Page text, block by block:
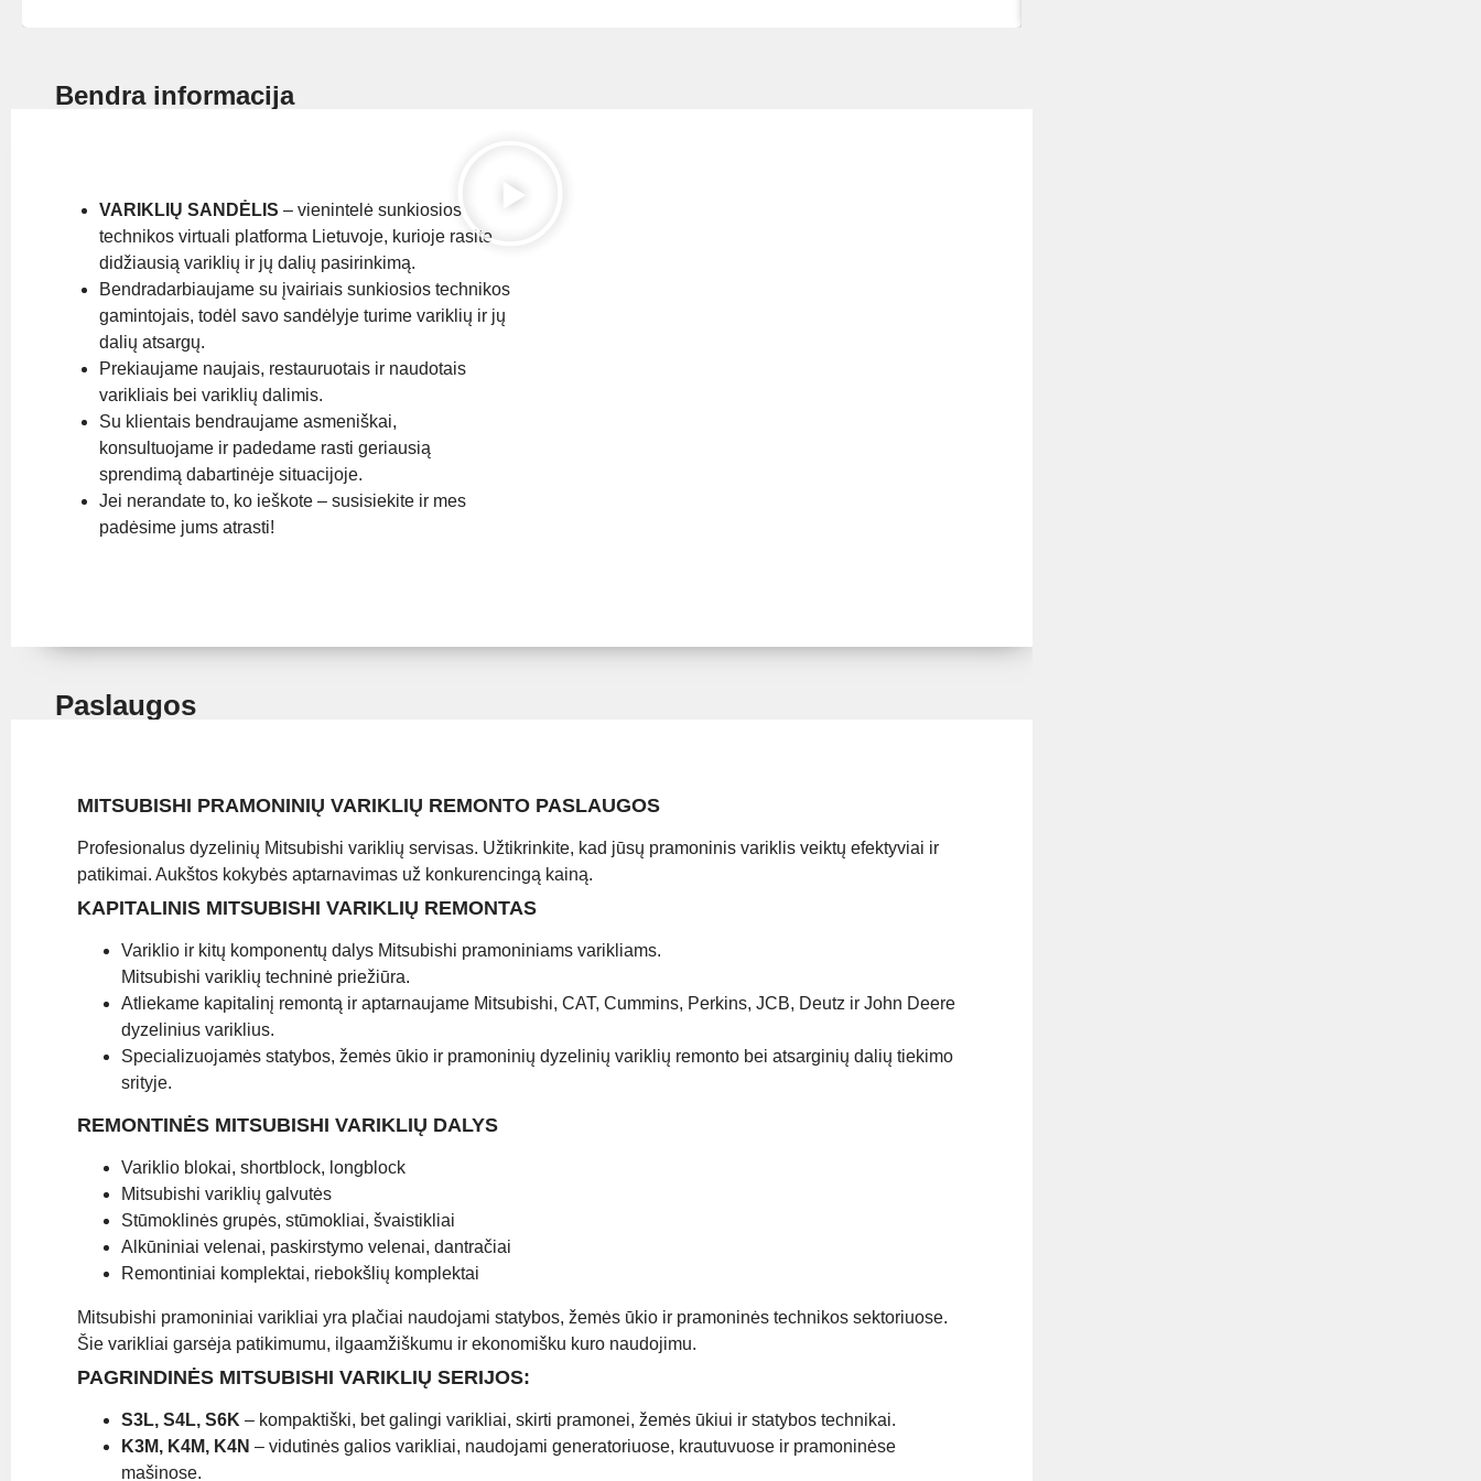
Bendra informacija
VARIKLIŲ SANDĖLIS – vienintelė sunkiosios
technikos virtuali platforma Lietuvoje, kurioje rasite
didžiausią variklių ir jų dalių pasirinkimą.
Bendradarbiaujame su įvairiais sunkiosios technikos
gamintojais, todėl savo sandėlyje turime variklių ir jų
dalių atsargų.
Prekiaujame naujais, restauruotais ir naudotais
varikliais bei variklių dalimis.
Su klientais bendraujame asmeniškai,
konsultuojame ir padedame rasti geriausią
sprendimą dabartinėje situacijoje.
Jei nerandate to, ko ieškote – susisiekite ir mes
padėsime jums atrasti!
Paslaugos
MITSUBISHI PRAMONINIŲ VARIKLIŲ REMONTO PASLAUGOS
Profesionalus dyzelinių Mitsubishi variklių servisas. Užtikrinkite, kad jūsų pramoninis variklis veiktų efektyviai ir
patikimai. Aukštos kokybės aptarnavimas už konkurencingą kainą.
KAPITALINIS MITSUBISHI VARIKLIŲ REMONTAS
Variklio ir kitų komponentų dalys Mitsubishi pramoniniams varikliams.
Mitsubishi variklių techninė priežiūra.
Atliekame kapitalinį remontą ir aptarnaujame Mitsubishi, CAT, Cummins, Perkins, JCB, Deutz ir John Deere
dyzelinius variklius.
Specializuojamės statybos, žemės ūkio ir pramoninių dyzelinių variklių remonto bei atsarginių dalių tiekimo
srityje.
REMONTINĖS MITSUBISHI VARIKLIŲ DALYS
Variklio blokai, shortblock, longblock
Mitsubishi variklių galvutės
Stūmoklinės grupės, stūmokliai, švaistikliai
Alkūniniai velenai, paskirstymo velenai, dantračiai
Remontiniai komplektai, riebokšlių komplektai
Mitsubishi pramoniniai varikliai yra plačiai naudojami statybos, žemės ūkio ir pramoninės technikos sektoriuose.
Šie varikliai garsėja patikimumu, ilgaamžiškumu ir ekonomišku kuro naudojimu.
PAGRINDINĖS MITSUBISHI VARIKLIŲ SERIJOS:
S3L, S4L, S6K – kompaktiški, bet galingi varikliai, skirti pramonei, žemės ūkiui ir statybos technikai.
K3M, K4M, K4N – vidutinės galios varikliai, naudojami generatoriuose, krautuvuose ir pramoninėse
mašinose.